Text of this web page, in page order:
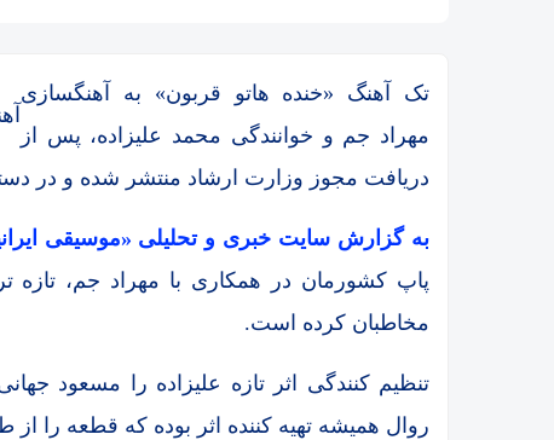
تک آهنگ «خنده هاتو قربون» به آهنگسازی
مهراد جم و خوانندگی محمد علیزاده، پس از
دریافت مجوز وزارت ارشاد منتشر شده و در
به گزارش سایت خبری و تحلیلی «موسیقی
پاپ کشورمان در همکاری با مهراد جم، تازه
مخاطبان کرده است.
تنظیم کنندگی اثر تازه علیزاده را مسعود
روال همیشه تهیه کننده اثر بوده که قطعه را